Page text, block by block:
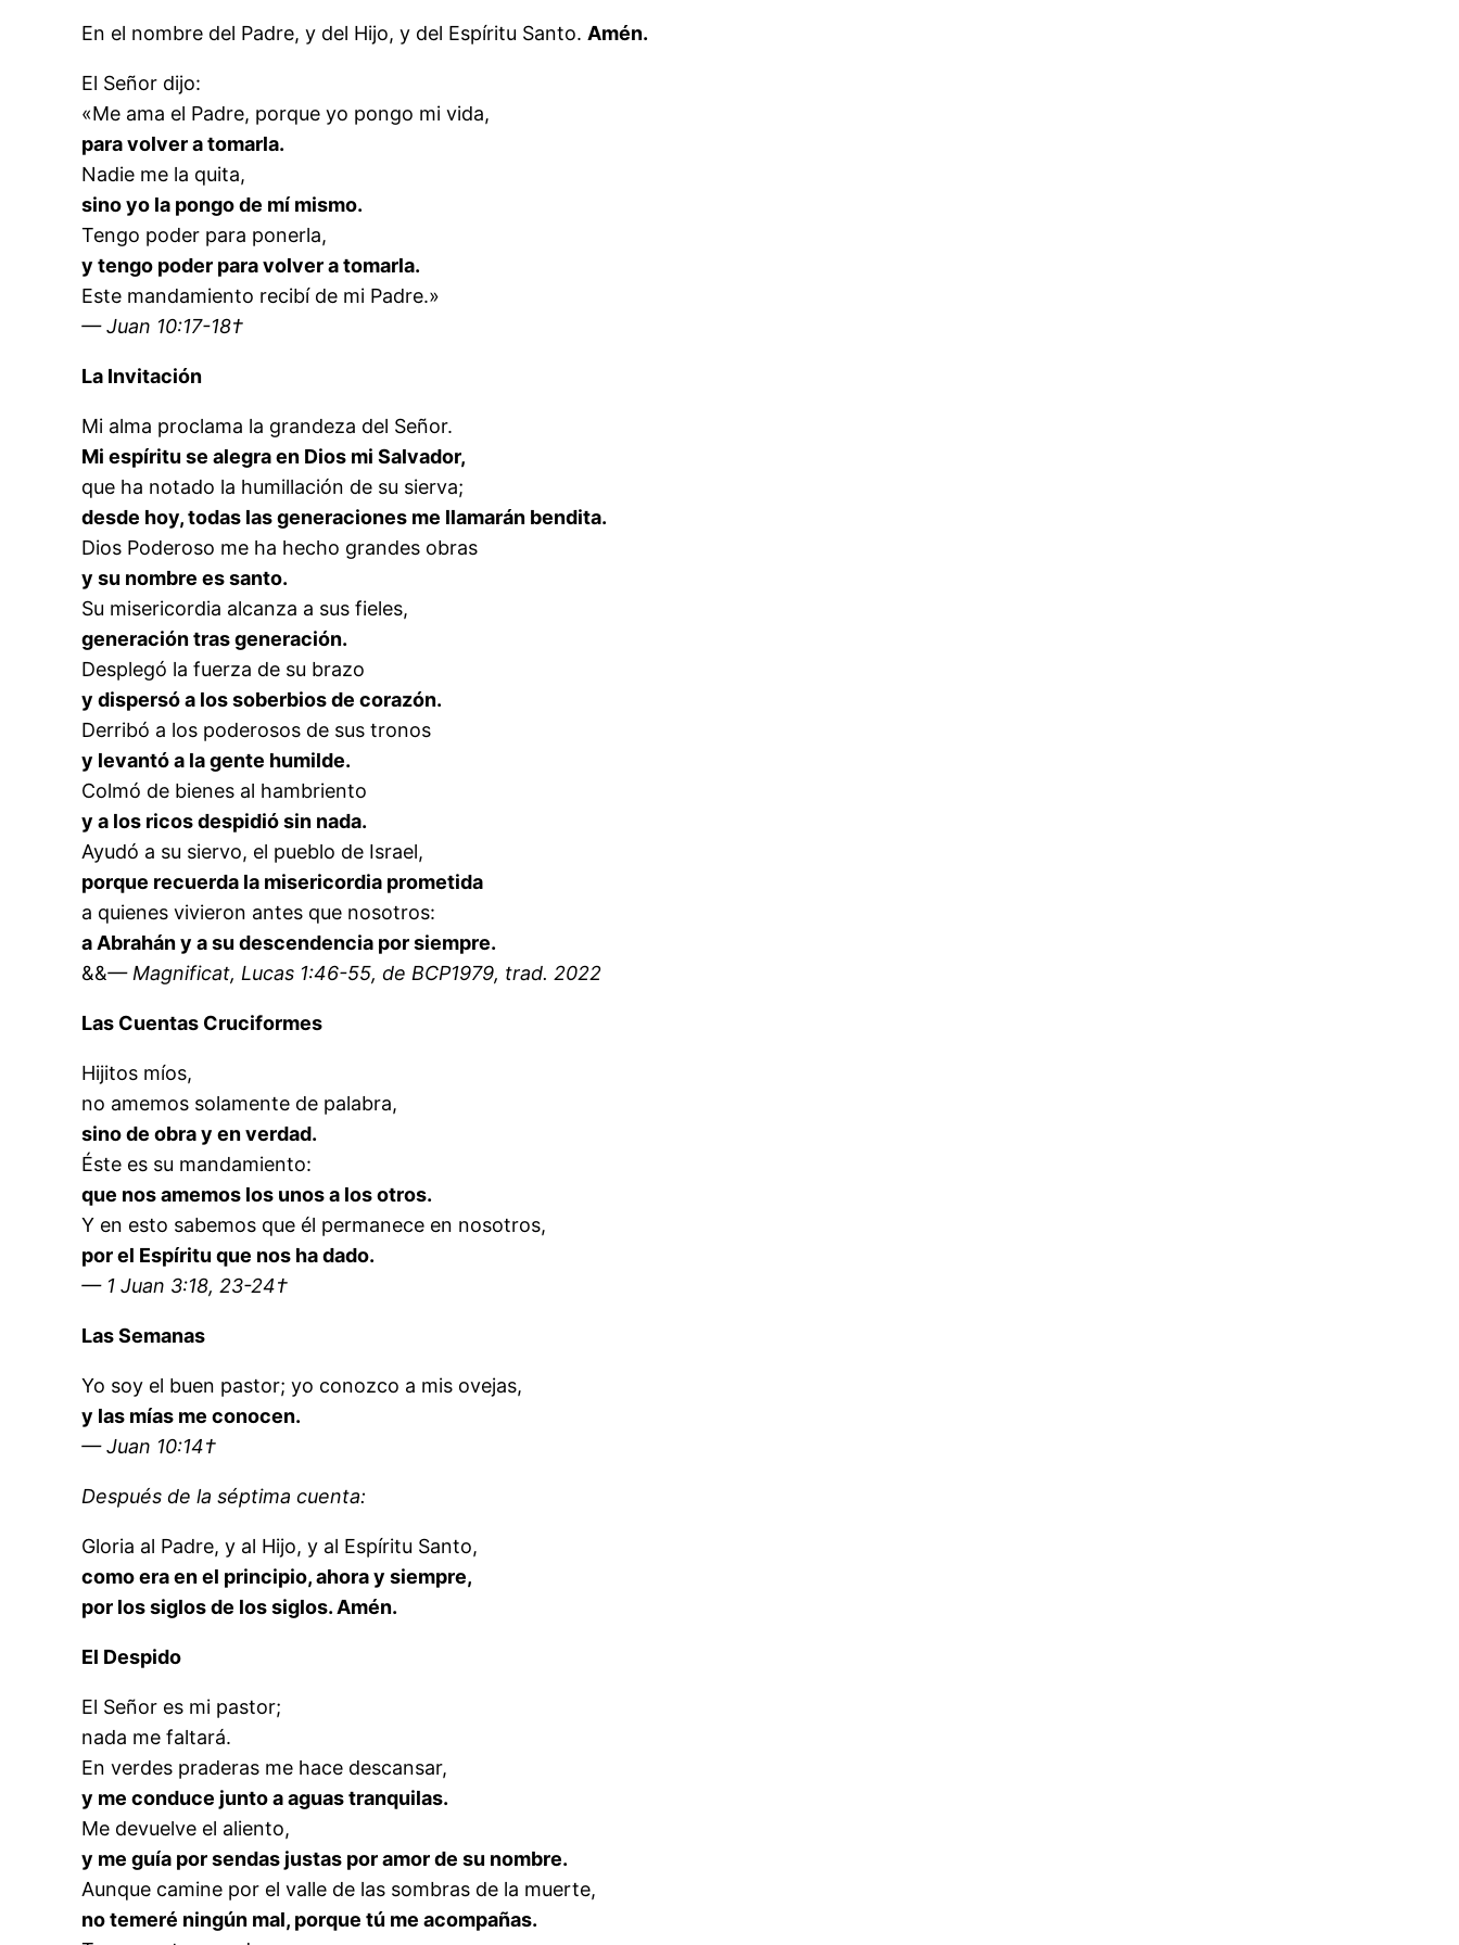
En el nombre del Padre, y del Hijo, y del Espíritu Santo. Amén.
El Señor dijo:
«Me ama el Padre, porque yo pongo mi vida,
para volver a tomarla.
Nadie me la quita,
sino yo la pongo de mí mismo.
Tengo poder para ponerla,
y tengo poder para volver a tomarla.
Este mandamiento recibí de mi Padre.»
— Juan 10:17-18†
La Invitación
Mi alma proclama la grandeza del Señor.
Mi espíritu se alegra en Dios mi Salvador,
que ha notado la humillación de su sierva;
desde hoy, todas las generaciones me llamarán bendita.
Dios Poderoso me ha hecho grandes obras
y su nombre es santo.
Su misericordia alcanza a sus fieles,
generación tras generación.
Desplegó la fuerza de su brazo
y dispersó a los soberbios de corazón.
Derribó a los poderosos de sus tronos
y levantó a la gente humilde.
Colmó de bienes al hambriento
y a los ricos despidió sin nada.
Ayudó a su siervo, el pueblo de Israel,
porque recuerda la misericordia prometida
a quienes vivieron antes que nosotros:
a Abrahán y a su descendencia por siempre.
&&— Magnificat, Lucas 1:46-55, de BCP1979, trad. 2022
Las Cuentas Cruciformes
Hijitos míos,
no amemos solamente de palabra,
sino de obra y en verdad.
Éste es su mandamiento:
que nos amemos los unos a los otros.
Y en esto sabemos que él permanece en nosotros,
por el Espíritu que nos ha dado.
— 1 Juan 3:18, 23-24†
Las Semanas
Yo soy el buen pastor; yo conozco a mis ovejas,
y las mías me conocen.
— Juan 10:14†
Después de la séptima cuenta:
Gloria al Padre, y al Hijo, y al Espíritu Santo,
como era en el principio, ahora y siempre,
por los siglos de los siglos. Amén.
El Despido
El Señor es mi pastor;
nada me faltará.
En verdes praderas me hace descansar,
y me conduce junto a aguas tranquilas.
Me devuelve el aliento,
y me guía por sendas justas por amor de su nombre.
Aunque camine por el valle de las sombras de la muerte,
no temeré ningún mal, porque tú me acompañas.